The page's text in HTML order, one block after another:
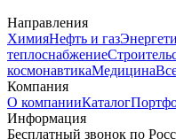
Направления
ХимияНефть и газ
теплоснабжение
космонавтикаМедицина
Компания
О компанииКаталог
Информация
Бесплатный звонок по